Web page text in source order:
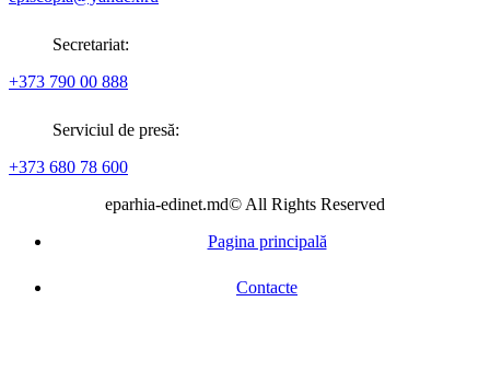
Secretariat:
+373 790 00 888
Serviciul de presă:
+373 680 78 600
eparhia-edinet.md© All Rights Reserved
Pagina principală
Contacte